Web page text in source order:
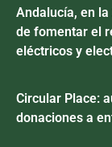
Andalucía, en
de fomentar el
eléctricos y
Circular Place:
donaciones a